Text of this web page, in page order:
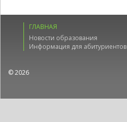
ГЛАВНАЯ
Новости образования
Информация для абитуриентов
© 2026